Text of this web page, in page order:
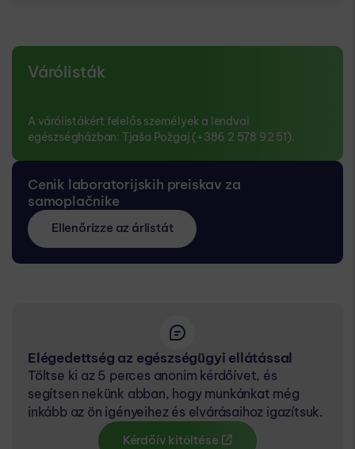
Várólisták
A várólistákért felelős személyek a lendvai
egészségházban: Tjaša Požgaj (+386 2 578 92 51).
Cenik laboratorijskih preiskav za
samoplačnike
Ellenőrizze az árlistát
Elégedettség az egészségügyi ellátással
Töltse ki az 5 perces anonim kérdőívet, és
segítsen nekünk abban, hogy munkánkat még
inkább az ön igényeihez és elvárásaihoz igazítsuk.
Kérdőív kitöltése